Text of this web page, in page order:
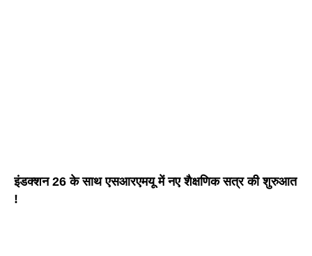
इंडक्शन 26 के साथ एसआरएमयू में नए शैक्षणिक सत्र की शुरुआत
!